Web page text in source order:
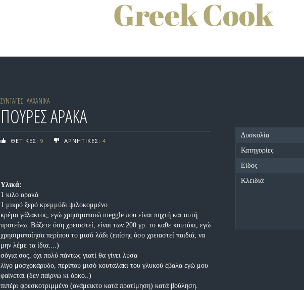
ΣΥΝΤΑΓΕΣ ΛΑΧΑΝΙΚΑ
ΠΟΥΡΕΣ ΑΡΑΚΑ
ΘΕΤΙΚΕΣ: 9 ΑΡΝΗΤΙΚΕΣ: 4
Υλικά:
1 κιλο αρακά
1 μικρό ξερό κρεμμύδι ψιλοκομμένο
κρέμα γάλακτος, εγώ χρησιμοποιώ meggle που είναι πηχτή και αυτή
προτείνω. Βάζετε όση χρειαστεί, είναι των 200 γρ. το καθε κουτάκι, εγώ
χρησιμοποίησα περίπου το μισό λάδι (επίσης όσο χρειαστεί παιδιά, να
μην λέμε τα ίδια....)
σόγια σος, όχι πολύ πάντως γιατί θα γίνει λύσα
λίγο μοσχοκάρυδο, περίπου μισό κουταλάκι του γλυκού έβαλα εγώ μου
φαίνεται (δεν παίρνω κι όρκο..)
πιπέρι φρεσκοτριμμένο (ανάμεικτο κατά προτίμηση) κατά βούληση.
Δυσκολία
Κατηγορίες
Είδος
Κλειδιά